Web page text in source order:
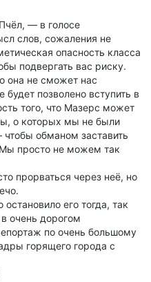
— в голосе
слов, сожаления не
опасность класса
подвергать вас риску.
она не сможет нас
позволено вступить в
того, что Мазерс может
о которых мы не были
обманом заставить
Мы просто не можем так
прорваться через неё, но
его тогда, так
очень дорогом
по очень большому
горящего города с